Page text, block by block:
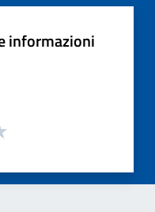
informazioni